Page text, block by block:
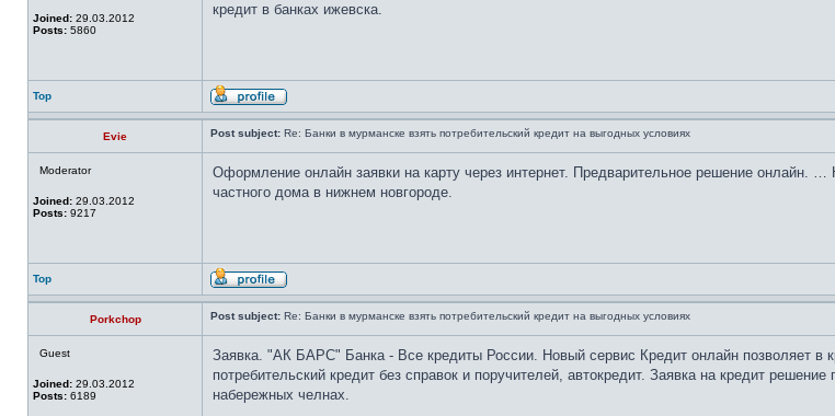
Joined: 29.03.2012
Posts: 5860
кредит в банках ижевска.
Top
Evie Post subject: Re: Банки в мурманске взять потребительский кредит на выгодных условиях
Moderator
Joined: 29.03.2012
Posts: 9217
Оформление онлайн заявки на карту через интернет. Предварительное решение онлайн.
частного дома в нижнем новгороде.
Top
Porkchop Post subject: Re: Банки в мурманске взять потребительский кредит на выгодных условиях
Guest
Joined: 29.03.2012
Posts: 6189
Заявка. "АК БАРС" Банка - Все кредиты России. Новый сервис Кредит онлайн позволяет в
потребительский кредит без справок и поручителей, автокредит. Заявка на кредит
набережных челнах.